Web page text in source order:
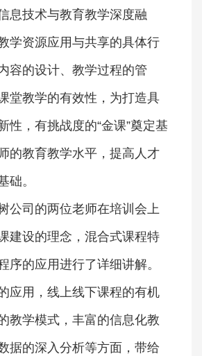
息技术与教育教学深度融
学资源应用与共享的具体行
容的设计、教学过程的管
堂教学的有效性，为打造具
性，有挑战度的“金课”奠定基
的教育教学水平，提高人才
础。
公司的两位老师在培训会上
建设的理念，混合式课程特
序的应用进行了详细讲解。
应用，线上线下课程的有机
教学模式，丰富的信息化教
据的深入分析等方面，带给